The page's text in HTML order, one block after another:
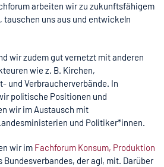
arbeiten wir zu zukunftsfähigem
uns aus und entwickeln
wir zudem gut vernetzt mit anderen
wie z. B. Kirchen,
und Verbraucherverbände. In
politische Positionen und
wir im Austausch mit
und Politiker*innen.
wir im Fachforum Konsum, Produktion
der agl, mit. Darüber